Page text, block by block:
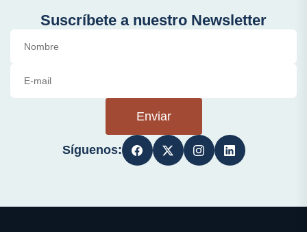
Suscríbete a nuestro Newsletter
Enviar
Síguenos: